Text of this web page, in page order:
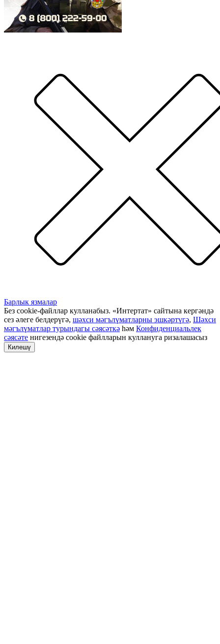
Барлык язмалар
Без cookie-файллар кулланабыз. «Интертат» сайтына кергәндә
сез әлеге белдерүгә, шәхси мәгълүматларны эшкәртүгә, Шәхси
мәгълүматлар турындагы сәясәткә һәм Конфиденциальлек
сәясәте нигезендә cookie файлларын куллануга ризалашасыз
Килешү